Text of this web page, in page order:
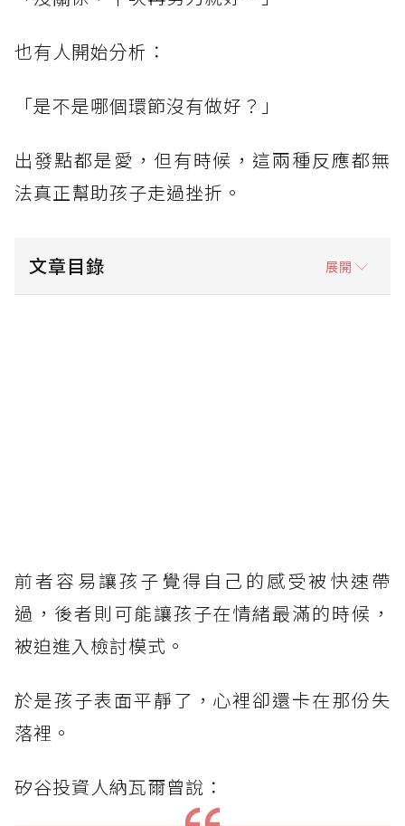
也有人開始分析：
「是不是哪個環節沒有做好？」
出發點都是愛，但有時候，這兩種反應都無
法真正幫助孩子走過挫折。
文章目錄 展開
前者容易讓孩子覺得自己的感受被快速帶
過，後者則可能讓孩子在情緒最滿的時候，
被迫進入檢討模式。
於是孩子表面平靜了，心裡卻還卡在那份失
落裡。
矽谷投資人納瓦爾曾說：